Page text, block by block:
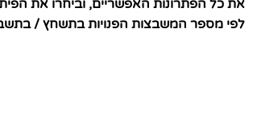
את כל הפתרונות האפשריים, וביחרו את
לפי מספר המשבצות הפנויות בתשחץ /